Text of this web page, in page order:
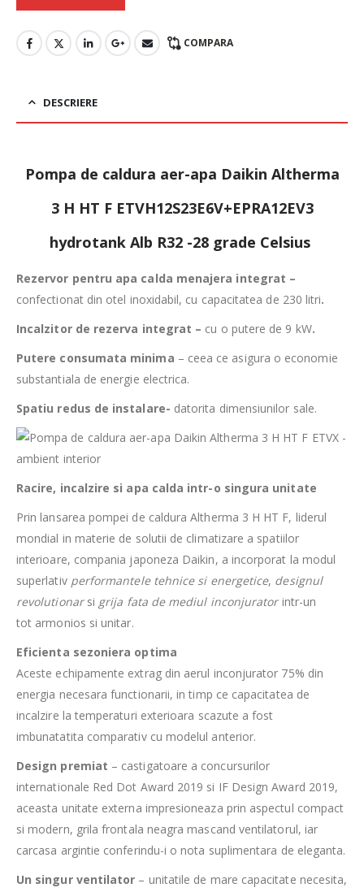
COMPARA
DESCRIERE
Pompa de caldura aer-apa Daikin Altherma
3 H HT F ETVH12S23E6V+EPRA12EV3
hydrotank Alb R32 -28 grade Celsius
Rezervor pentru apa calda menajera integrat –
confectionat din otel inoxidabil, cu capacitatea de 230 litri.
Incalzitor de rezerva integrat – cu o putere de 9 kW.
Putere consumata minima – ceea ce asigura o economie
substantiala de energie electrica.
Spatiu redus de instalare- datorita dimensiunilor sale.
Racire, incalzire si apa calda intr-o singura unitate
Prin lansarea pompei de caldura Altherma 3 H HT F, liderul
mondial in materie de solutii de climatizare a spatiilor
interioare, compania japoneza Daikin, a incorporat la modul
superlativ performantele tehnice si energetice, designul
revolutionarsi grija fata de mediul inconjuratorintr-un
tot armonios si unitar.
Eficienta sezoniera optima
Aceste echipamente extrag din aerul inconjurator 75% din
energia necesara functionarii, in timp ce capacitatea de
incalzire la temperaturi exterioara scazute a fost
imbunatatita comparativ cu modelul anterior.
Design premiat – castigatoare a concursurilor
internationale Red Dot Award 2019 si IF Design Award 2019,
aceasta unitate externa impresioneaza prin aspectul compact
si modern, grila frontala neagra mascand ventilatorul, iar
carcasa argintie conferindu-i o nota suplimentara de eleganta.
Un singur ventilator – unitatile de mare capacitate necesita,